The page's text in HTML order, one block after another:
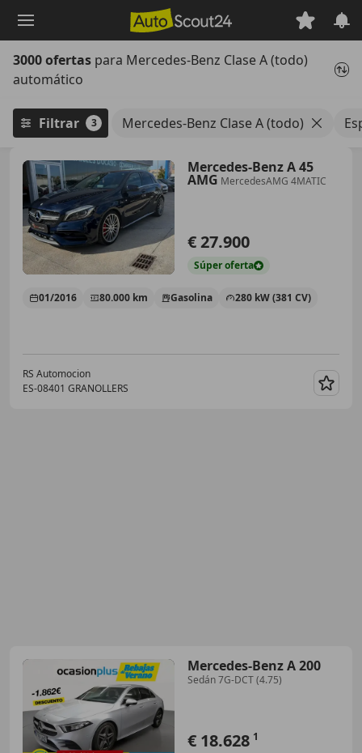
principal
3000 ofertas para Mercedes-Benz Clase A (todo)
automático
Filtrar 3 Mercedes-Benz Clase A (todo)
Mercedes-Benz A 45
AMG MercedesAMG 4MATIC
€ 27.900
Súperoferta
01/2016 80.000 km Gasolina 280 kW (381 CV)
RS Automocion
ES-08401 GRANOLLERS
Mercedes-Benz A 200
Sedán 7G-DCT (4.75)
€ 18.628 1